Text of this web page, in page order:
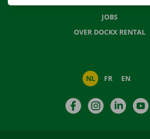
JOBS
OVER DOCKX RENTAL
NL FR EN
FacebookInstagramLinkedIn